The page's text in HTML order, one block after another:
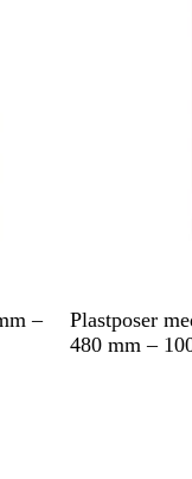
–
H
v
Plastposer
480 mm –